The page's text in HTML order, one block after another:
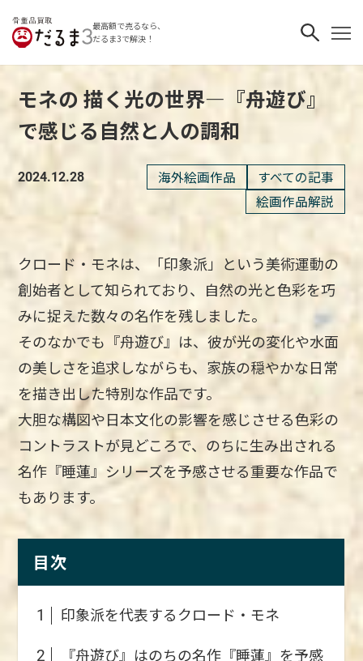
最高額で売るなら、
だるま3で解決！
モネの 描く光の世界―『舟遊び』
で感じる自然と人の調和
2024.12.28 海外絵画作品
すべての記事
絵画作品解説
クロード・モネは、「印象派」という美術運動の
創始者として知られており、自然の光と色彩を巧
みに捉えた数々の名作を残しました。
そのなかでも『舟遊び』は、彼が光の変化や水面
の美しさを追求しながらも、家族の穏やかな日常
を描き出した特別な作品です。
大胆な構図や日本文化の影響を感じさせる色彩の
コントラストが見どころで、のちに生み出される
名作『睡蓮』シリーズを予感させる重要な作品で
もあります。
目次
1 印象派を代表するクロード・モネ
2
『舟遊び』はのちの名作『睡蓮』を予感